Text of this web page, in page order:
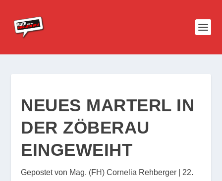
NEUES MARTERL IN
DER ZÖBERAU
EINGEWEIHT
Gepostet von Mag. (FH) Cornelia Rehberger
22.